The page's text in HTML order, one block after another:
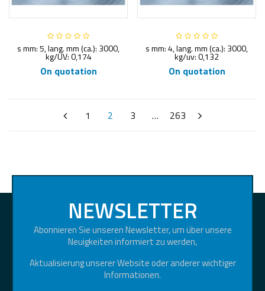
s mm: 5, lang. mm (ca.): 3000,
kg/UV: 0,174
On quotation
s mm: 4, lang. mm (ca.): 3000,
kg/uv: 0,132
On quotation
1 2 3 … 263
NEWSLETTER
Abonnieren Sie unseren Newsletter, um über unsere
Neuigkeiten informiert zu werden,
Aktualisierung unserer Website oder anderer wichtiger
Informationen.